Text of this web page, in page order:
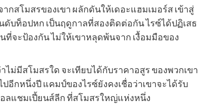
สโมสรของเขา ผลักดันให้เดอะแฮมเมอร์ส เข้าสู่
บท็อปหก เป็นฤดูกาลที่สองติดต่อกัน ไรซ์ได้ปฏิเสธ
ที่จะป้องกัน ไม่ให้เขาหลุดพ้นจาก เงื้อมมือของ
ม่มีสโมสรใด จะเทียบได้กับราคาอสูร ของพวกเขา
กหนึ่งปี แคมป์ของไรซ์ยังคงเชื่อว่าเขาจะได้รับ
ลแชมเปี้ยนส์ลีก ที่สโมสรใหญ่แห่งหนึ่ง